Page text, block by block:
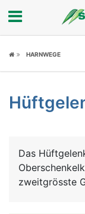
Fokus
Symptome
News
HARNWEGE
Das
zweitgrösste